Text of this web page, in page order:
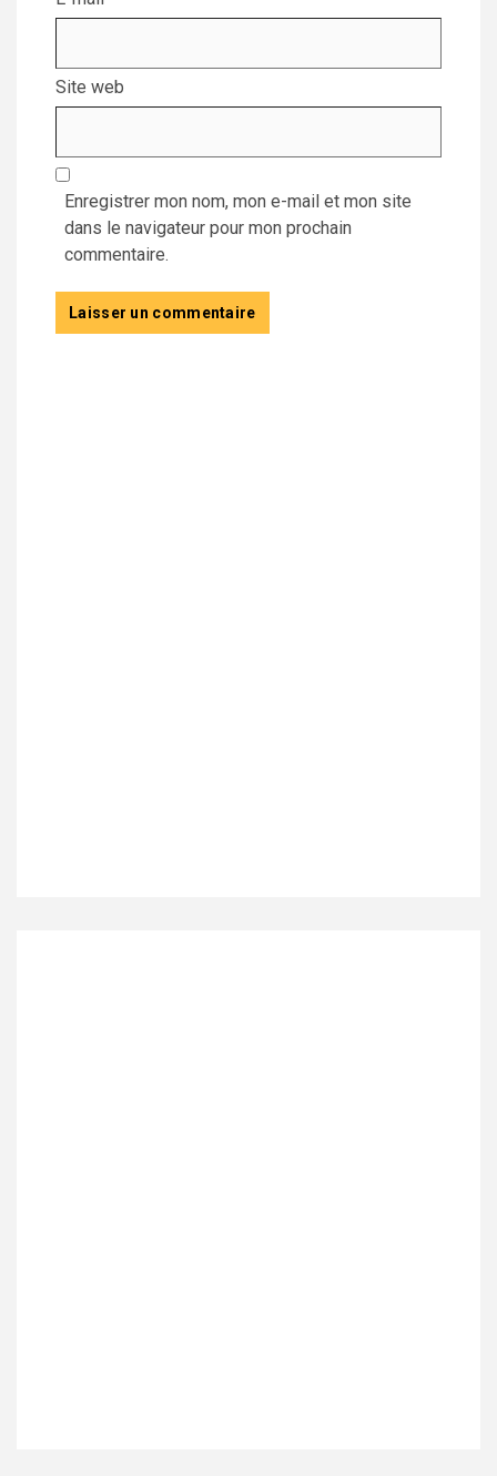
Site web
Enregistrer mon nom, mon e-mail et mon site
dans le navigateur pour mon prochain
commentaire.